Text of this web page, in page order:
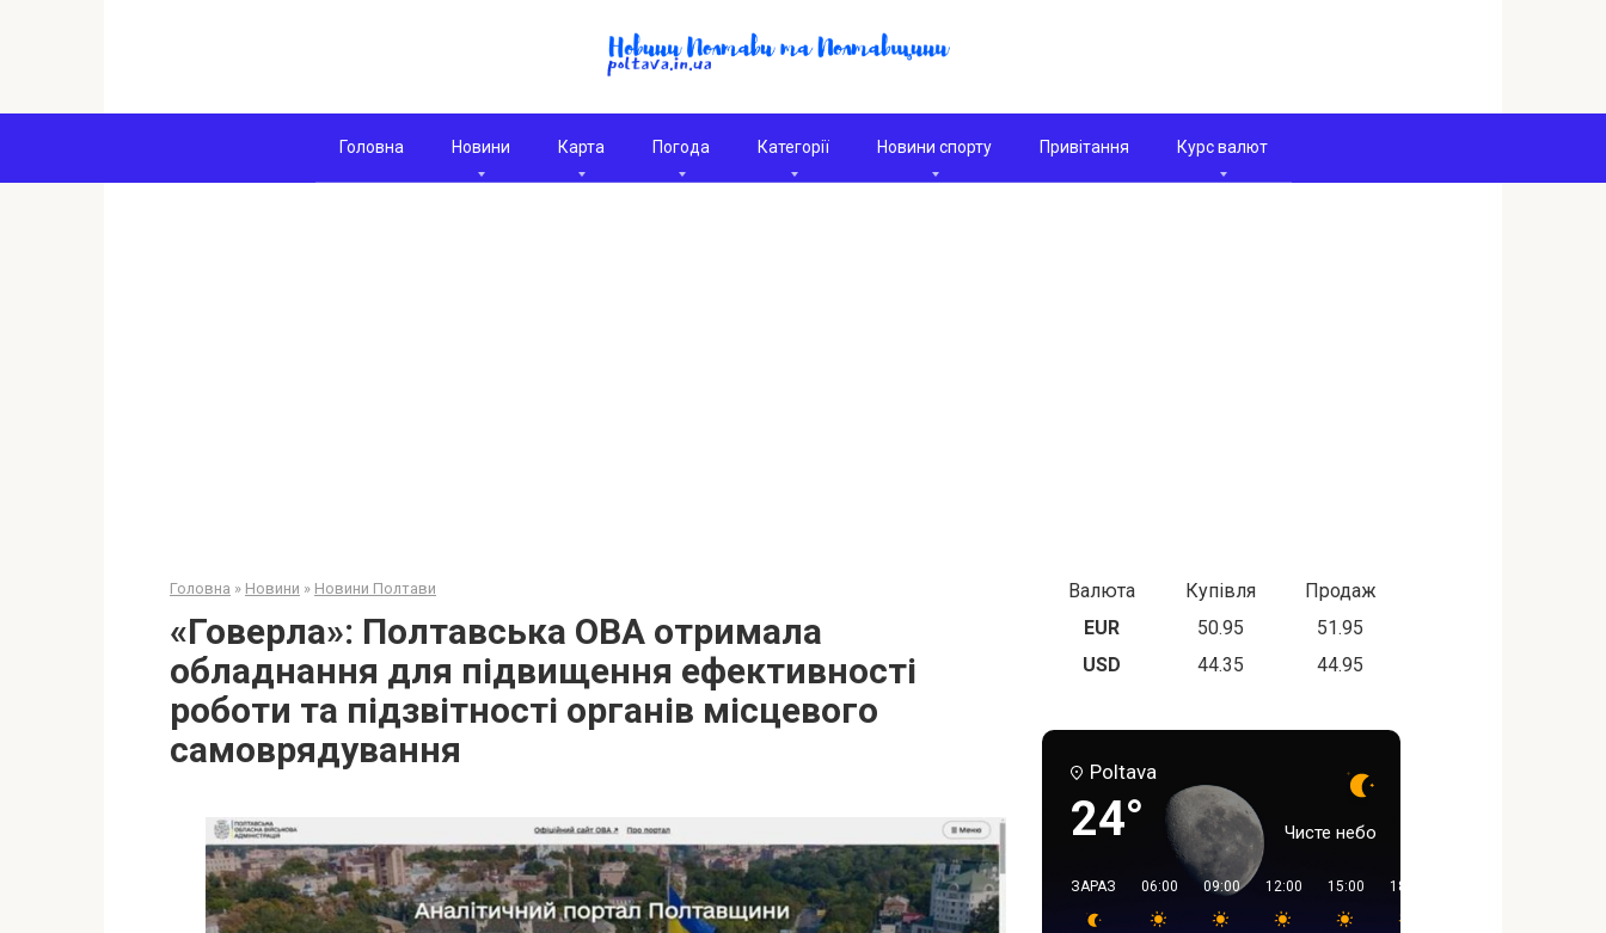
Головна Новини Карта Погода Категорії Новини спорту Привітання Курс валют
Головна » Новини » Новини Полтави
«Говерла»: Полтавська ОВА отримала
обладнання для підвищення ефективності
роботи та підзвітності органів місцевого
самоврядування
Валюта Купівля
Продаж
EUR
50.95
51.95
USD
44.35 44.95
Poltava
24° Чисте небо
ЗАРАЗ 06:00 09:00 12:00 15:00 18:00